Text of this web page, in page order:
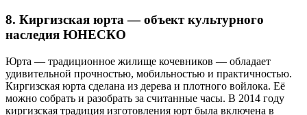
8. Киргизская юрта — объект культурного
наследия ЮНЕСКО
Юрта — традиционное жилище кочевников — обладает
удивительной прочностью, мобильностью и практичностью.
Киргизская юрта сделана из дерева и плотного войлока. Её
можно собрать и разобрать за считанные часы. В 2014 году
киргизская традиция изготовления юрт была включена в